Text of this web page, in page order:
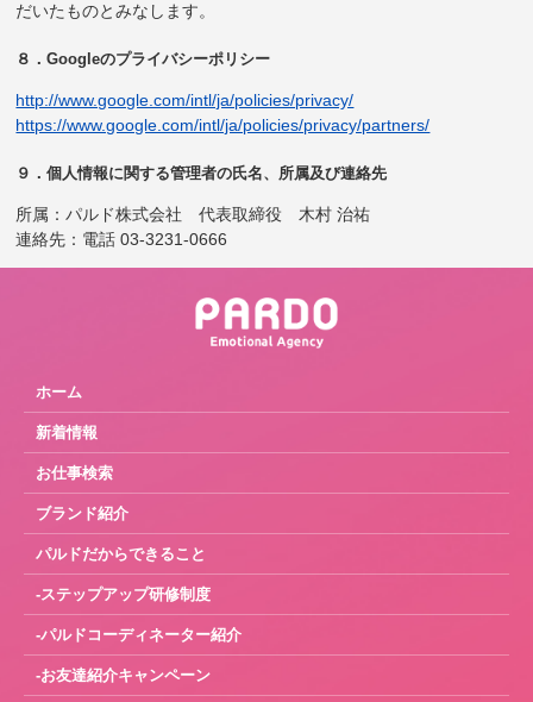
だいたものとみなします。
８．Googleのプライバシーポリシー
http://www.google.com/intl/ja/policies/privacy/
https://www.google.com/intl/ja/policies/privacy/partners/
９．個人情報に関する管理者の氏名、所属及び連絡先
所属：パルド株式会社 代表取締役 木村 治祐
連絡先：電話 03-3231-0666
ホーム
新着情報
お仕事検索
ブランド紹介
パルドだからできること
-ステップアップ研修制度
-パルドコーディネーター紹介
-お友達紹介キャンペーン